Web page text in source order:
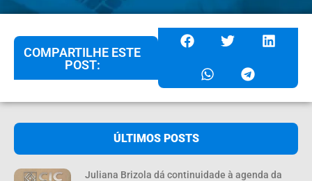
COMPARTILHE ESTE
POST:
ÚLTIMOS POSTS
Juliana Brizola dá continuidade à agenda da